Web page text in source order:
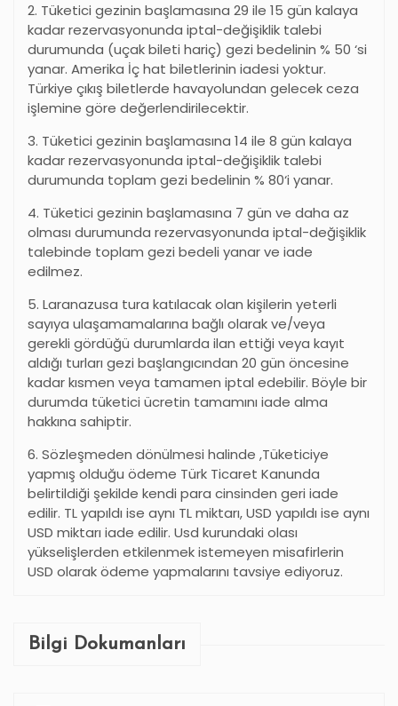
2. Tüketici gezinin başlamasına 29 ile 15 gün kalaya
kadar rezervasyonunda iptal-değişiklik talebi
durumunda (uçak bileti hariç) gezi bedelinin % 50 ‘si
yanar. Amerika İç hat biletlerinin iadesi yoktur.
Türkiye çıkış biletlerde havayolundan gelecek ceza
işlemine göre değerlendirilecektir.
3. Tüketici gezinin başlamasına 14 ile 8 gün kalaya
kadar rezervasyonunda iptal-değişiklik talebi
durumunda toplam gezi bedelinin % 80‘i yanar.
4. Tüketici gezinin başlamasına 7 gün ve daha az
olması durumunda rezervasyonunda iptal-değişiklik
talebinde toplam gezi bedeli yanar ve iade
edilmez.
5. Laranazusa tura katılacak olan kişilerin yeterli
sayıya ulaşamamalarına bağlı olarak ve/veya
gerekli gördüğü durumlarda ilan ettiği veya kayıt
aldığı turları gezi başlangıcından 20 gün öncesine
kadar kısmen veya tamamen iptal edebilir. Böyle bir
durumda tüketici ücretin tamamını iade alma
hakkına sahiptir.
6. Sözleşmeden dönülmesi halinde ,Tüketiciye
yapmış olduğu ödeme Türk Ticaret Kanunda
belirtildiği şekilde kendi para cinsinden geri iade
edilir. TL yapıldı ise aynı TL miktarı, USD yapıldı ise aynı
USD miktarı iade edilir. Usd kurundaki olası
yükselişlerden etkilenmek istemeyen misafirlerin
USD olarak ödeme yapmalarını tavsiye ediyoruz.
Bilgi Dokumanları